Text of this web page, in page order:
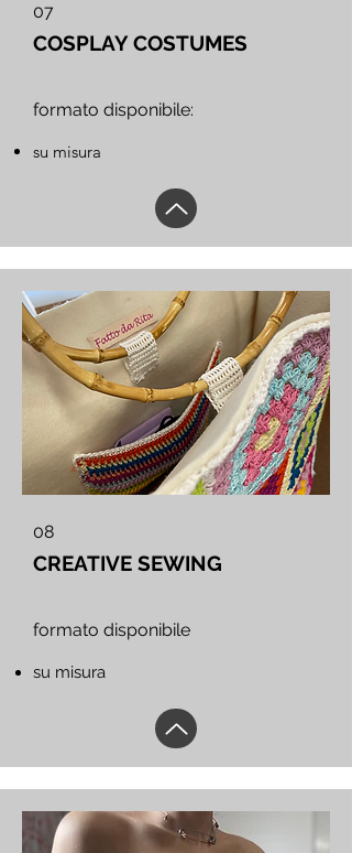
07
COSPLAY COSTUMES
formato disponibile:
su misura
08
CREATIVE SEWING
formato disponibile
su misura